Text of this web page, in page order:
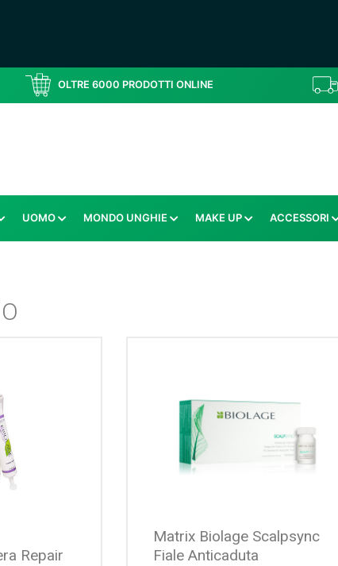
OLTRE 6000 PRODOTTI ONLINE
UOMO MONDO UNGHIE MAKE UP ACCESSORI
Repair
Matrix Biolage Scalpsync
Fiale Anticaduta